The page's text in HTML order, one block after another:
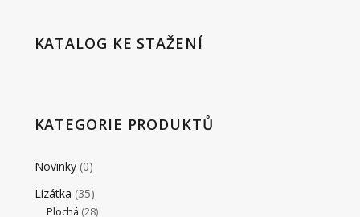
KATALOG KE STAŽENÍ
KATEGORIE PRODUKTŮ
Novinky (0)
Lízátka (35)
Plochá (28)